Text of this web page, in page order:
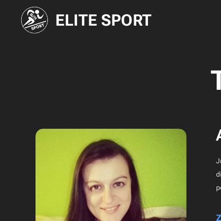
ELITE SPORT